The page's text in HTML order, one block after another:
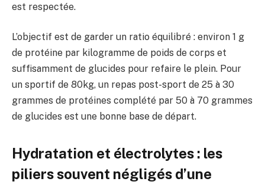
est respectée.
L’objectif est de garder un ratio équilibré : environ 1 g
de protéine par kilogramme de poids de corps et
suffisamment de glucides pour refaire le plein. Pour
un sportif de 80kg, un repas post-sport de 25 à 30
grammes de protéines complété par 50 à 70 grammes
de glucides est une bonne base de départ.
Hydratation et électrolytes : les
piliers souvent négligés d’une